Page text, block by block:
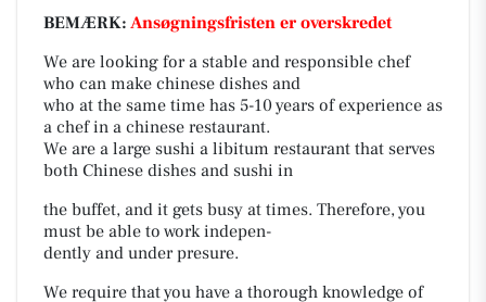
BEMÆRK: Ansøgningsfristen er overskredet
We are looking for a stable and responsible chef
who can make chinese dishes and
who at the same time has 5-10 years of experience as
a chef in a chinese restaurant.
We are a large sushi a libitum restaurant that serves
both Chinese dishes and sushi in
the buffet, and it gets busy at times. Therefore, you
must be able to work indepen-
dently and under presure.
We require that you have a thorough knowledge of